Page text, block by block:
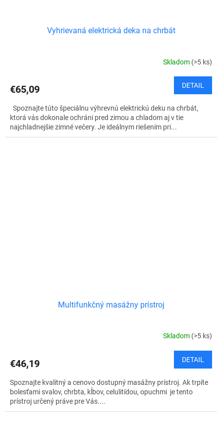
Vyhrievaná elektrická deka na chrbát
Skladom (>5 ks)
€65,09 DETAIL
Spoznajte túto špeciálnu výhrevnú elektrickú deku na chrbát,
ktorá vás dokonale ochráni pred zimou a chladom aj v tie
najchladnejšie zimné večery. Je ideálnym riešením pri...
Multifunkčný masážny prístroj
Skladom (>5 ks)
€46,19 DETAIL
Spoznajte kvalitný a cenovo dostupný masážny prístroj. Ak trpíte
bolesťami svalov, chrbta, kĺbov, celulitídou, opuchmi je tento
prístroj určený práve pre Vás....